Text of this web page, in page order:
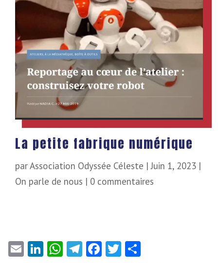
La petite fabrique numérique
parAssociation Odyssée Céleste |Juin 1, 2023 |
On parle de nous | 0 commentaires
EmailLinkedIn
WhatsApp
Telegram
Facebook
Twitter